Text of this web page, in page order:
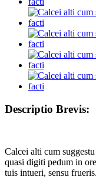
Descriptio Brevis:
Calcei alti cum
quasi digiti pedum in
tuis intueri, sensu